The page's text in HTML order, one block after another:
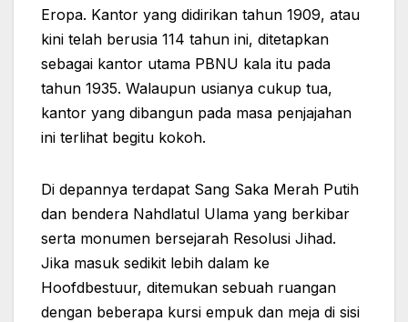
Eropa. Kantor yang didirikan tahun 1909, atau
kini telah berusia 114 tahun ini, ditetapkan
sebagai kantor utama PBNU kala itu pada
tahun 1935. Walaupun usianya cukup tua,
kantor yang dibangun pada masa penjajahan
ini terlihat begitu kokoh.
Di depannya terdapat Sang Saka Merah Putih
dan bendera Nahdlatul Ulama yang berkibar
serta monumen bersejarah Resolusi Jihad.
Jika masuk sedikit lebih dalam ke
Hoofdbestuur, ditemukan sebuah ruangan
dengan beberapa kursi empuk dan meja di sisi